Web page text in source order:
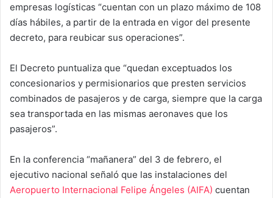
empresas logísticas “cuentan con un plazo máximo de 108
días hábiles, a partir de la entrada en vigor del presente
decreto, para reubicar sus operaciones”.
El Decreto puntualiza que “quedan exceptuados los
concesionarios y permisionarios que presten servicios
combinados de pasajeros y de carga, siempre que la carga
sea transportada en las mismas aeronaves que los
pasajeros”.
En la conferencia “mañanera” del 3 de febrero, el
ejecutivo nacional señaló que las instalaciones del
Aeropuerto Internacional Felipe Ángeles (AIFA) cuentan